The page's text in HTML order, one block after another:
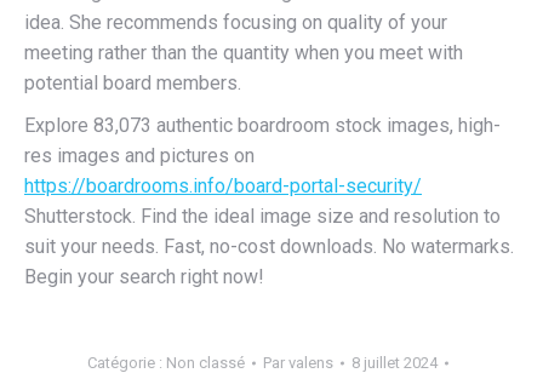
idea. She recommends focusing on quality of your
meeting rather than the quantity when you meet with
potential board members.
Explore 83,073 authentic boardroom stock images, high-
res images and pictures on
https://boardrooms.info/board-portal-security/
Shutterstock. Find the ideal image size and resolution to
suit your needs. Fast, no-cost downloads. No watermarks.
Begin your search right now!
Catégorie : Non classé Par valens
8 juillet 2024